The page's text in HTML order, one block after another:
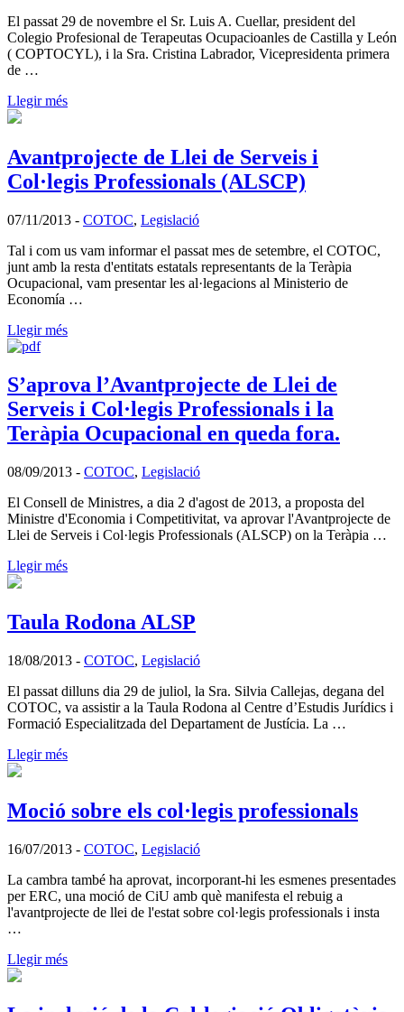
El passat 29 de novembre el Sr. Luis A. Cuellar, president del
Colegio Profesional de Terapeutas Ocupacioanles de Castilla y León
( COPTOCYL), i la Sra. Cristina Labrador, Vicepresidenta primera
de …
Llegir més
Avantprojecte de Llei de Serveis i
Col·legis Professionals (ALSCP)
07/11/2013 - COTOC, Legislació
Tal i com us vam informar el passat mes de setembre, el COTOC,
junt amb la resta d'entitats estatals representants de la Teràpia
Ocupacional, vam presentar les al·legacions al Ministerio de
Economía …
Llegir més
S’aprova l’Avantprojecte de Llei de
Serveis i Col·legis Professionals i la
Teràpia Ocupacional en queda fora.
08/09/2013 - COTOC, Legislació
El Consell de Ministres, a dia 2 d'agost de 2013, a proposta del
Ministre d'Economia i Competitivitat, va aprovar l'Avantprojecte de
Llei de Serveis i Col·legis Professionals (ALSCP) on la Teràpia …
Llegir més
Taula Rodona ALSP
18/08/2013 - COTOC, Legislació
El passat dilluns dia 29 de juliol, la Sra. Silvia Callejas, degana del
COTOC, va assistir a la Taula Rodona al Centre d’Estudis Jurídics i
Formació Especialitzada del Departament de Justícia. La …
Llegir més
Moció sobre els col·legis professionals
16/07/2013 - COTOC, Legislació
La cambra també ha aprovat, incorporant-hi les esmenes presentades
per ERC, una moció de CiU amb què manifesta el rebuig a
l'avantprojecte de llei de l'estat sobre col·legis professionals i insta
…
Llegir més